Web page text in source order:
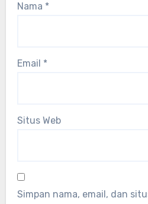
Nama *
Email *
Situs Web
Simpan nama, email, dan